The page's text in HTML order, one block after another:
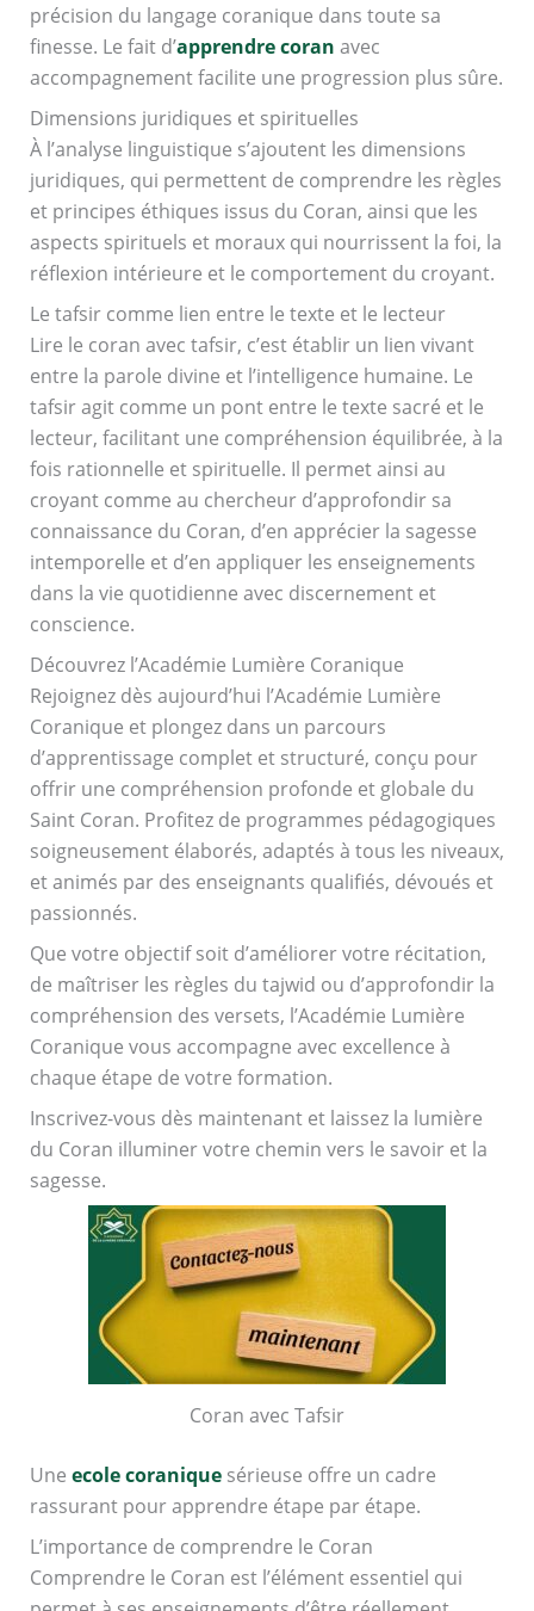
précision du langage coranique dans toute sa
finesse. Le fait d’apprendre coran avec
accompagnement facilite une progression plus sûre.
Dimensions juridiques et spirituelles
À l’analyse linguistique s’ajoutent les dimensions
juridiques, qui permettent de comprendre les règles
et principes éthiques issus du Coran, ainsi que les
aspects spirituels et moraux qui nourrissent la foi, la
réflexion intérieure et le comportement du croyant.
Le tafsir comme lien entre le texte et le lecteur
Lire le coran avec tafsir, c’est établir un lien vivant
entre la parole divine et l’intelligence humaine. Le
tafsir agit comme un pont entre le texte sacré et le
lecteur, facilitant une compréhension équilibrée, à la
fois rationnelle et spirituelle. Il permet ainsi au
croyant comme au chercheur d’approfondir sa
connaissance du Coran, d’en apprécier la sagesse
intemporelle et d’en appliquer les enseignements
dans la vie quotidienne avec discernement et
conscience.
Découvrez l’Académie Lumière Coranique
Rejoignez dès aujourd’hui l’Académie Lumière
Coranique et plongez dans un parcours
d’apprentissage complet et structuré, conçu pour
offrir une compréhension profonde et globale du
Saint Coran. Profitez de programmes pédagogiques
soigneusement élaborés, adaptés à tous les niveaux,
et animés par des enseignants qualifiés, dévoués et
passionnés.
Que votre objectif soit d’améliorer votre récitation,
de maîtriser les règles du tajwid ou d’approfondir la
compréhension des versets, l’Académie Lumière
Coranique vous accompagne avec excellence à
chaque étape de votre formation.
Inscrivez-vous dès maintenant et laissez la lumière
du Coran illuminer votre chemin vers le savoir et la
sagesse.
Coran avec Tafsir
Une ecole coraniquesérieuse offre un cadre
rassurant pour apprendre étape par étape.
L’importance de comprendre le Coran
Comprendre le Coran est l’élément essentiel qui